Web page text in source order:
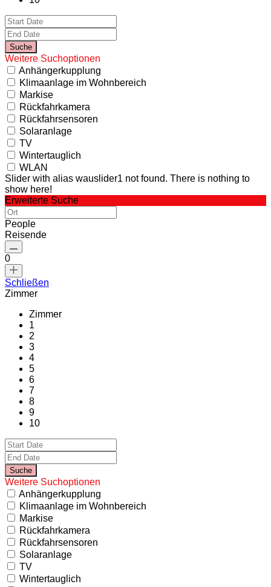
Weitere Suchoptionen
Anhängerkupplung
Klimaanlage im Wohnbereich
Markise
Rückfahrkamera
Rückfahrsensoren
Solaranlage
TV
Wintertauglich
WLAN
Slider with alias wauslider1 not found. There is nothing to
show here!
Erweiterte Suche
People
Reisende
0
Schließen
Zimmer
Zimmer
1
2
3
4
5
6
7
8
9
10
Weitere Suchoptionen
Anhängerkupplung
Klimaanlage im Wohnbereich
Markise
Rückfahrkamera
Rückfahrsensoren
Solaranlage
TV
Wintertauglich